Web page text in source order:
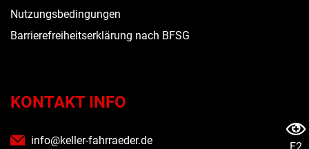
Nutzungsbedingungen
Barrierefreiheitserklärung nach BFSG
KONTAKT INFO
info@keller-fahrraeder.de